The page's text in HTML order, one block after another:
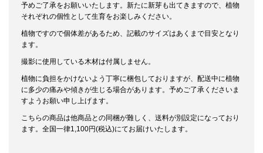
予めご了承をお願いいたします。新たに新芽も出てきますので、植物
それぞれの個性として生育をお楽しみください。
植物ですので個体差があるため、記載のサイズはあくまで目安となり
ます。
撮影に使用している木材は付属しません。
植物に負担をかけないよう丁寧に梱包しておりますが、配送中に植物
に多少の痛みや傾きが生じる場合があります。予めご了承くださいま
すようお願い申し上げます。
こちらの商品は他商品との同梱が難しく、送料が別設定になっており
ます。全国一律1,100円(税込)にてお届けいたします。